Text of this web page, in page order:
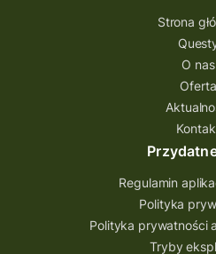
questing gry terenowe
Quest Świętokrzyskie
quest na szlaku Przygody
Quest Bolestraszyce
Przecław Quest
projekt
Partnerstwo Questingu
Park Etnograficzny w
Strona
O nas
Oferta
Regulamin
Polityka
Polityka prywatności
Tryby